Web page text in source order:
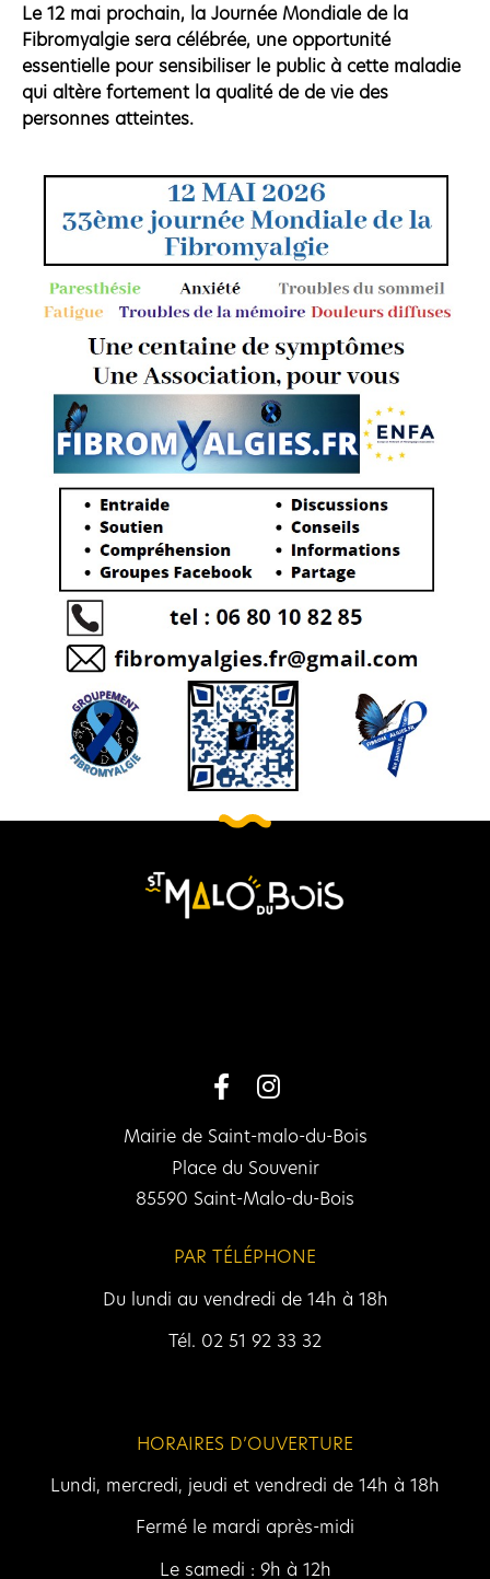
Le 12 mai prochain, la Journée Mondiale de la
Fibromyalgie sera célébrée, une opportunité
essentielle pour sensibiliser le public à cette maladie
qui altère fortement la qualité de de vie des
personnes atteintes.
Mairie de Saint-malo-du-Bois
Place du Souvenir
85590 Saint-Malo-du-Bois
PAR TÉLÉPHONE
Du lundi au vendredi de 14h à 18h
Tél. 02 51 92 33 32
HORAIRES D’OUVERTURE
Lundi, mercredi, jeudi et vendredi de 14h à 18h
Fermé le mardi après-midi
Le samedi : 9h à 12h